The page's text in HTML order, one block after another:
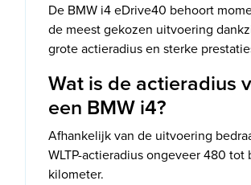
De BMW i4 eDrive40 behoort
de meest gekozen uitvoering
grote actieradius en sterke
Wat is de actieradius
een BMW i4?
Afhankelijk van de uitvoering
WLTP-actieradius ongeveer 480 tot
kilometer.